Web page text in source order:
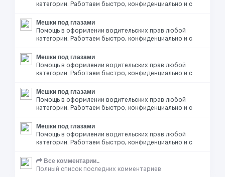
категории. Работаем быстро, конфиденциально и с
Мешки под глазами
Помощь в оформлении водительских прав любой
категории. Работаем быстро, конфиденциально и с
Мешки под глазами
Помощь в оформлении водительских прав любой
категории. Работаем быстро, конфиденциально и с
Мешки под глазами
Помощь в оформлении водительских прав любой
категории. Работаем быстро, конфиденциально и с
Мешки под глазами
Помощь в оформлении водительских прав любой
категории. Работаем быстро, конфиденциально и с
Все комментарии..
Полный список последних комментариев